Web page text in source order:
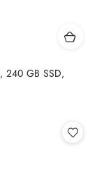
240 GB SSD,